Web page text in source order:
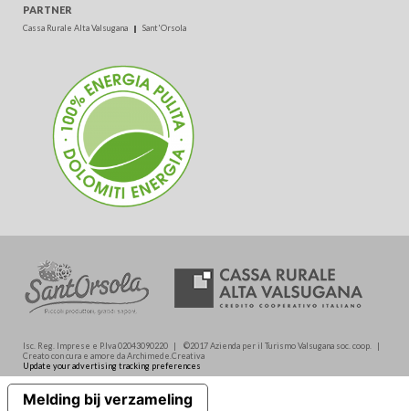
PARTNER
Cassa Rurale Alta Valsugana Sant'Orsola
Isc. Reg. Imprese e P.Iva 02043090220 | ©2017 Azienda per il Turismo Valsugana soc. coop. |
Creato con cura e amore da Archimede.Creativa
Update your advertising tracking preferences
Melding bij verzameling